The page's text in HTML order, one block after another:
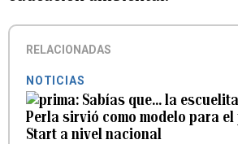
RELACIONADAS
NOTICIAS
Sabías que… la
Perla sirvió como modelo para el
Start a nivel nacional